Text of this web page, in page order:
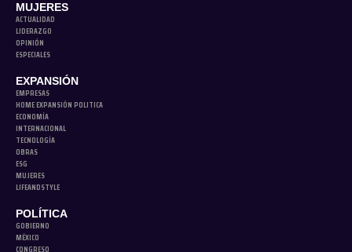
MUJERES
ACTUALIDAD
LIDERAZGO
OPINIÓN
ESPECIALES
EXPANSIÓN
EMPRESAS
HOME EXPANSIÓN POLITICA
ECONOMÍA
INTERNACIONAL
TECNOLOGÍA
OBRAS
ESG
MUJERES
LIFEANDSTYLE
POLÍTICA
GOBIERNO
MÉXICO
CONGRESO